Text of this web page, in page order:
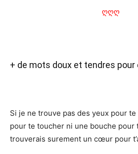
ღღღ
+ de mots doux et tendres pour
Si je ne trouve pas des yeux pour
pour te toucher ni une bouche pour
trouverais surement un cœur pour